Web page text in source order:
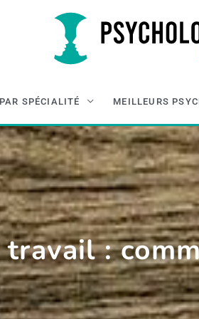
SPÉCIALITÉ MEILLEURS
: